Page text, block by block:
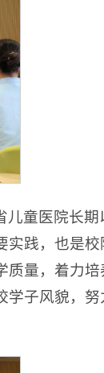
儿童医院长期
实践，也是
质量，着力
学子风貌，